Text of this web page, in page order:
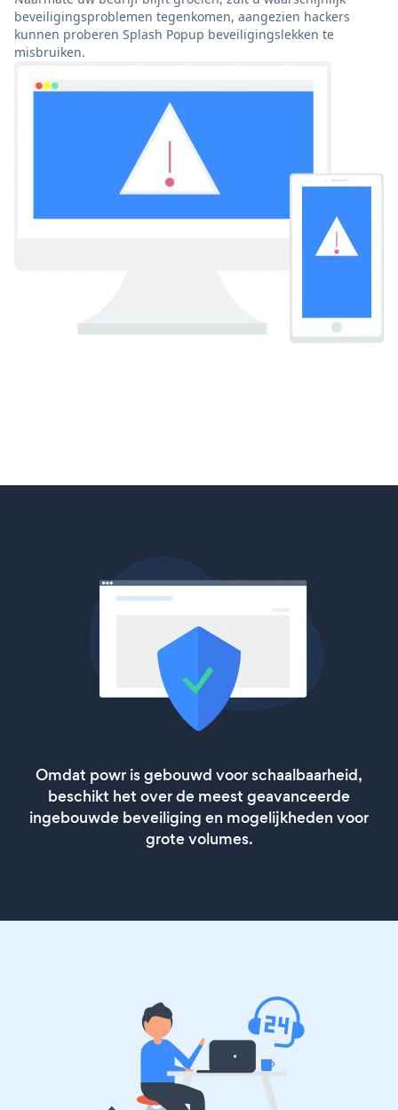
beveiligingsproblemen tegenkomen, aangezien hackers
kunnen proberen Splash Popup beveiligingslekken te
misbruiken.
Omdat powr is gebouwd voor schaalbaarheid,
beschikt het over de meest geavanceerde
ingebouwde beveiliging en mogelijkheden voor
grote volumes.